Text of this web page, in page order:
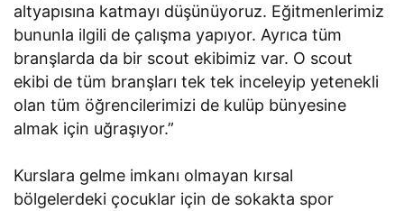
altyapısına katmayı düşünüyoruz. Eğitmenlerimiz
bununla ilgili de çalışma yapıyor. Ayrıca tüm
branşlarda da bir scout ekibimiz var. O scout
ekibi de tüm branşları tek tek inceleyip yetenekli
olan tüm öğrencilerimizi de kulüp bünyesine
almak için uğraşıyor.”
Kurslara gelme imkanı olmayan kırsal
bölgelerdeki çocuklar için de sokakta spor